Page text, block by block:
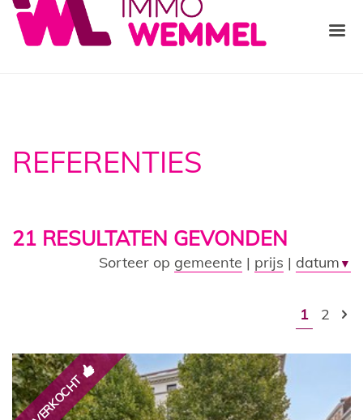
REFERENTIES
21 RESULTATEN GEVONDEN
Sorteer op gemeente | prijs | datum ▼
1 2
VERKOCHT